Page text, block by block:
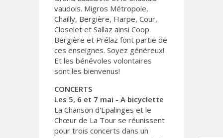
vaudois. Migros Métropole,
Chailly, Bergière, Harpe, Cour,
Closelet et Sallaz ainsi Coop
Bergière et Prélaz font partie de
ces enseignes. Soyez généreux!
Et les bénévoles volontaires
sont les bienvenus!
CONCERTS
Les 5, 6 et 7 mai - A bicyclette
La Chanson d'Epalinges et le
Chœur de La Tour se réunissent
pour trois concerts dans un